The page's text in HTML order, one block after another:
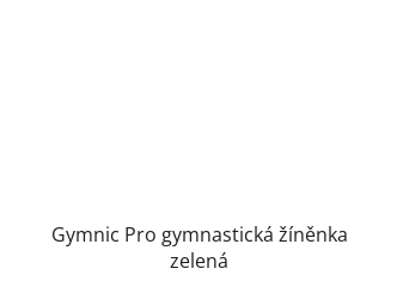
Gymnic Pro gymnastická žíněnka
zelená